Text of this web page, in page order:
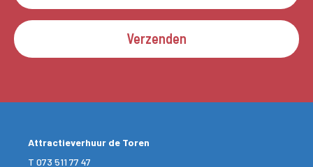
Verzenden
Attractieverhuur de Toren
T 073 511 77 47